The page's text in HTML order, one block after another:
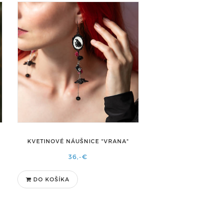
KVETINOVÉ NÁUŠNICE "VRANA"
36,-€
DO KOŠÍKA